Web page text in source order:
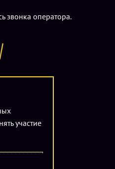
звонка оператора.
участие